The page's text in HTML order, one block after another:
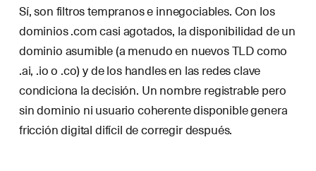
Sí, son filtros tempranos e innegociables. Con los
dominios .com casi agotados, la disponibilidad de un
dominio asumible (a menudo en nuevos TLD como
.ai, .io o .co) y de los handles en las redes clave
condiciona la decisión. Un nombre registrable pero
sin dominio ni usuario coherente disponible genera
fricción digital difícil de corregir después.